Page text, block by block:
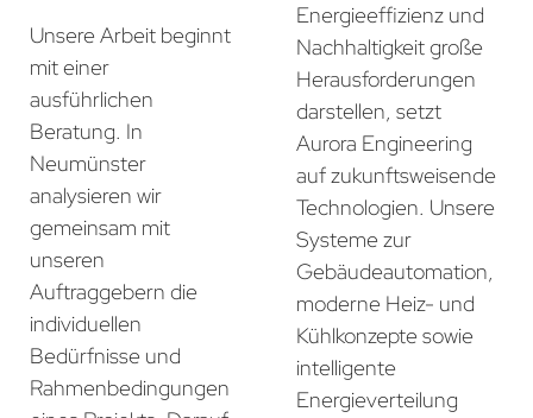
Unsere Arbeit beginnt
mit einer
ausführlichen
Beratung. In
Neumünster
analysieren wir
gemeinsam mit
unseren
Auftraggebern die
individuellen
Bedürfnisse und
Rahmenbedingungen
Energieeffizienz und
Nachhaltigkeit große
Herausforderungen
darstellen, setzt
Aurora Engineering
auf zukunftsweisende
Technologien. Unsere
Systeme zur
Gebäudeautomation,
moderne Heiz- und
Kühlkonzepte sowie
intelligente
Energieverteilung